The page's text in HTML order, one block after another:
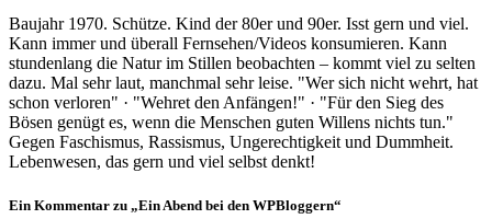
Baujahr 1970. Schütze. Kind der 80er und 90er. Isst gern und viel.
Kann immer und überall Fernsehen/Videos konsumieren. Kann
stundenlang die Natur im Stillen beobachten – kommt viel zu selten
dazu. Mal sehr laut, manchmal sehr leise. "Wer sich nicht wehrt, hat
schon verloren" · "Wehret den Anfängen!" · "Für den Sieg des
Bösen genügt es, wenn die Menschen guten Willens nichts tun."
Gegen Faschismus, Rassismus, Ungerechtigkeit und Dummheit.
Lebenwesen, das gern und viel selbst denkt!
Ein Kommentar zu „Ein Abend bei den WPBloggern“